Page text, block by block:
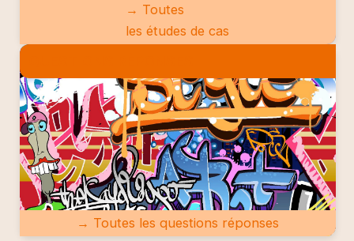
→ Toutes
les études de cas
→ Toutes les questions réponses